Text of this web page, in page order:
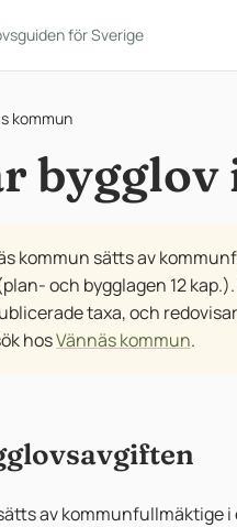
för Sverige
kommun
kommun sätts av
och bygglagen 12
taxa, och
hosVännäs kommun.
av kommunfullmäktige i